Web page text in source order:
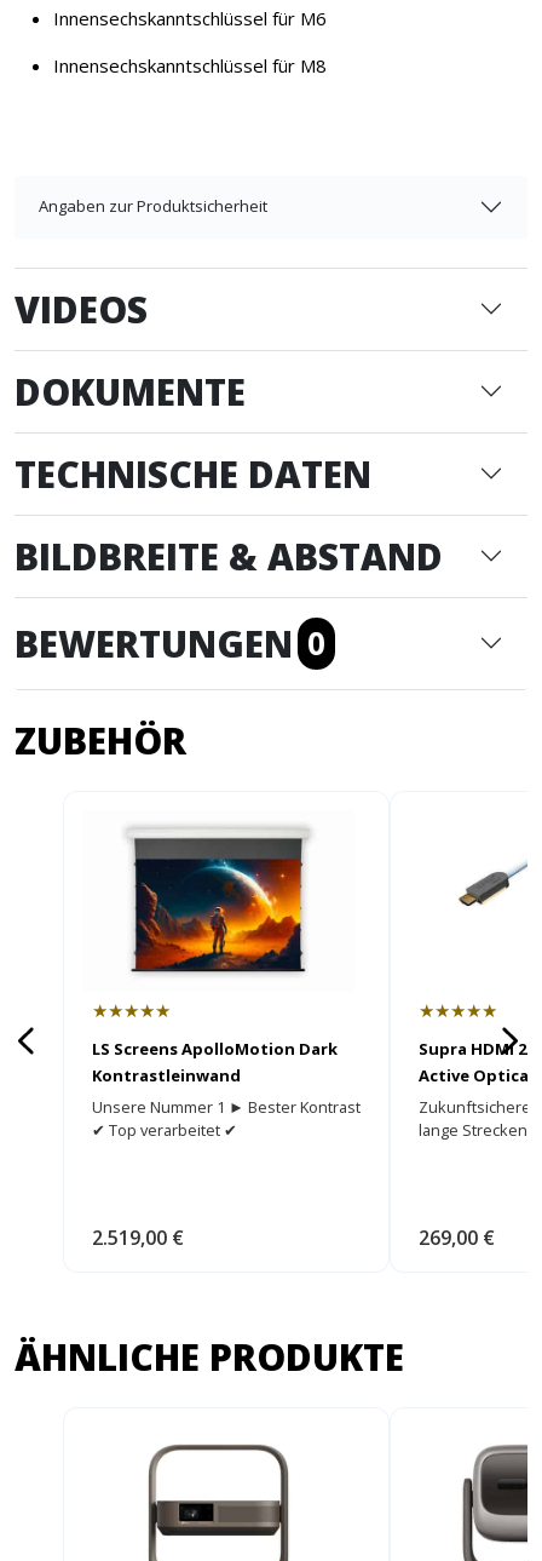
Innensechskanntschlüssel für M6
Innensechskanntschlüssel für M8
Angaben zur Produktsicherheit
VIDEOS
DOKUMENTE
TECHNISCHE DATEN
BILDBREITE & ABSTAND
BEWERTUNGEN 0
ZUBEHÖR
★★★★★
LS Screens ApolloMotion Dark
Kontrastleinwand
Unsere Nummer 1 ► Bester Kontrast
✔ Top verarbeitet ✔
2.519,00 €
★★★★★
Supra HDMI 2.1
Active Optical
HDMI Kabel
Zukunftsicheres
lange Strecken.
269,00 €
ÄHNLICHE PRODUKTE